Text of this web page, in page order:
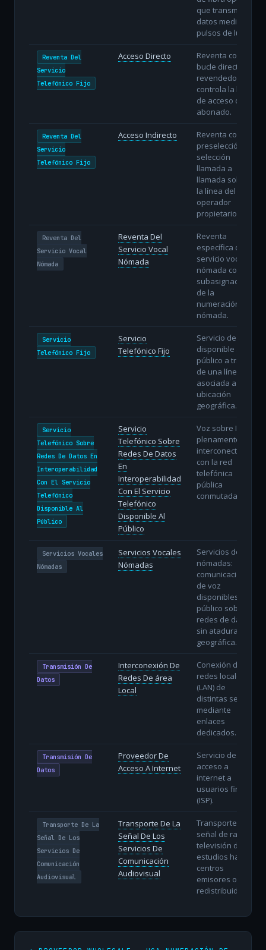
que transmiten
datos mediante
pulsos de luz.
Reventa Del
Servicio
Telefónico Fijo
Acceso Directo
Reventa con
bucle directo: el
revendedor
controla la línea
de acceso del
abonado.
Reventa Del
Servicio
Telefónico Fijo
Acceso Indirecto
Reventa con
preselección o
selección
llamada a
llamada sobre
la línea del
operador
propietario.
Reventa Del
Servicio Vocal
Nómada
Reventa Del
Servicio Vocal
Nómada
Reventa
específica del
servicio vocal
nómada con
subasignación
de la
numeración
nómada.
Servicio
Telefónico Fijo
Servicio
Telefónico Fijo
Servicio de voz
disponible al
público a través
de una línea fija
asociada a una
ubicación
geográfica.
Servicio
Telefónico Sobre
Redes De Datos En
Interoperabilidad
Con El Servicio
Telefónico
Disponible Al
Público
Servicio
Telefónico Sobre
Redes De Datos
En
Interoperabilidad
Con El Servicio
Telefónico
Disponible Al
Público
Voz sobre IP
plenamente
interconectada
con la red
telefónica
pública
conmutada.
Servicios Vocales
Nómadas
Servicios Vocales
Nómadas
Servicios de voz
nómadas:
comunicaciones
de voz
disponibles al
público sobre
redes de datos
sin atadura
geográfica.
Transmisión De
Datos
Interconexión De
Redes De área
Local
Conexión de
redes locales
(LAN) de
distintas sedes
mediante
enlaces
dedicados.
Transmisión De
Datos
Proveedor De
Acceso A Internet
Servicio de
acceso a
internet a
usuarios finales
(ISP).
Transporte De La
Señal De Los
Servicios De
Comunicación
Audiovisual
Transporte De La
Señal De Los
Servicios De
Comunicación
Audiovisual
Transporte de la
señal de radio y
televisión desde
estudios hasta
centros
emisores o
redistribuidores.